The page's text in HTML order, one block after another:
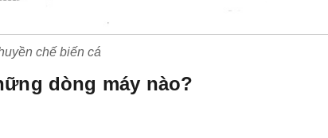
chế biến cá
dòng máy nào?